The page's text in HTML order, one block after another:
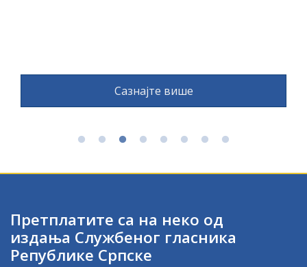
Сазнајте више
Претплатите са на неко од
издања Службеног гласника
Републике Српске